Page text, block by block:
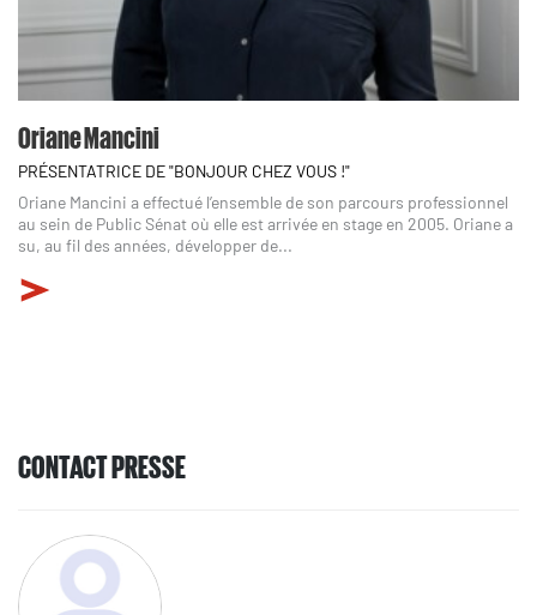
Oriane Mancini
PRÉSENTATRICE DE "BONJOUR CHEZ VOUS !"
Oriane Mancini a effectué l’ensemble de son parcours professionnel
au sein de Public Sénat où elle est arrivée en stage en 2005. Oriane a
su, au fil des années, développer de...
CONTACT PRESSE